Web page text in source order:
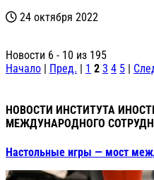
24 октября 2022
Новости 6 - 10 из 195
Начало | Пред. | 1 2 3 4 5 |
НОВОСТИ ИНСТИТУТА
МЕЖДУНАРОДНОГО
Настольные игры — мост